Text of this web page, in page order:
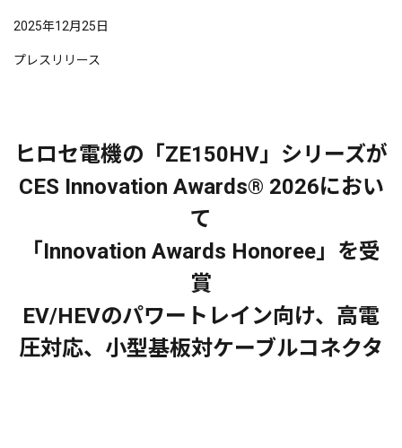
2025年12月25日
プレスリリース
ヒロセ電機の「ZE150HV」シリーズが
CES Innovation Awards® 2026におい
て
「Innovation Awards Honoree」を受
賞
EV/HEVのパワートレイン向け、高電
圧対応、小型基板対ケーブルコネクタ